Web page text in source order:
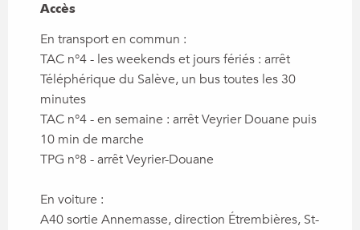
Accès
Accès
En transport en commun :
TAC n°4 - les weekends et jours fériés : arrêt
Téléphérique du Salève, un bus toutes les 30
minutes
TAC n°4 - en semaine : arrêt Veyrier Douane puis
10 min de marche
TPG n°8 - arrêt Veyrier-Douane
En voiture :
A40 sortie Annemasse, direction Étrembières, St-